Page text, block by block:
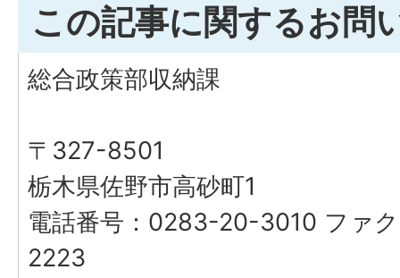
この記事に関するお問
総合政策部収納課
〒327-8501
栃木県佐野市高砂町1
電話番号：0283-20-3010 ファ
2223